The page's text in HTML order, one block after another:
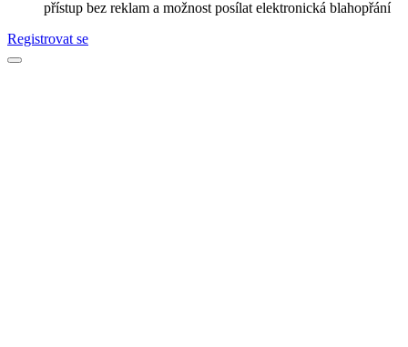
přístup bez reklam a možnost posílat elektronická blahopřání
Registrovat se